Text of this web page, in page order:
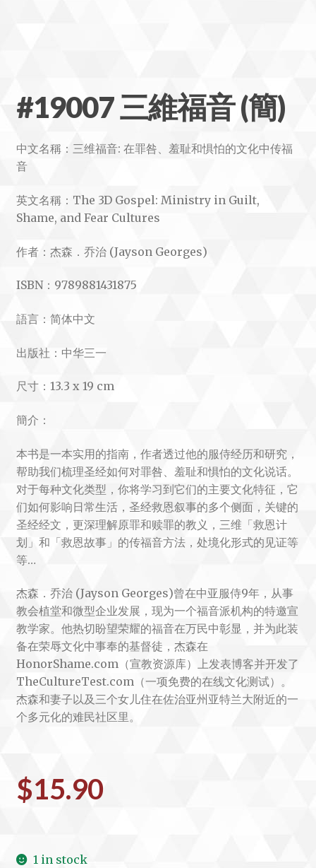
#19007 三維福音 (簡)
中文名稱：三维福音: 在罪咎、羞耻和惧怕的文化中传福
音
英文名稱：The 3D Gospel: Ministry in Guilt,
Shame, and Fear Cultures
作者：杰森．乔治 (Jayson Georges)
ISBN：9789881431875
語言：简体中文
出版社：中华三一
尺寸：13.3 x 19 cm
簡介：
本书是一本实用的指南，作者透过他的服侍经历和研究，
帮助我们梳理圣经如何对罪咎、羞耻和惧怕的文化说话。
对于每种文化类型，你将学习到它们的主要文化特征，它
们如何影响日常生活，圣经救恩叙事的多个侧面，关键的
圣经经文，更深理解原罪和赎罪的教义，三维「救恩计
划」和「救恩故事」的传福音方法，处境化形式的见证等
等…
杰森．乔治 (Jayson Georges)曾在中亚服侍9年，从事
教会植堂和微型企业发展，现为一个福音派机构的特邀宣
教学家。他热切盼望荣耀的福音在万民中彰显，并为此装
备在荣辱文化中事奉的基督徒，杰森在
HonorShame.com（宣教资源库）上发表博客并开发了
TheCultureTest.com（一项免费的在线文化测试）。
杰森和妻子以及三个女儿住在佐治亚州亚特兰大附近的一
个多元化的难民社区里。
$15.90
1 in stock